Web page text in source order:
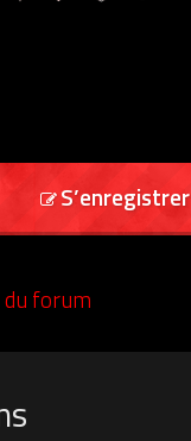
S’enregistrer
du forum